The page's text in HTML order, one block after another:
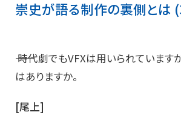
崇史が語る制作の裏側とは
―― 時代劇でもVFXは用いられています
はありますか。
[尾上]